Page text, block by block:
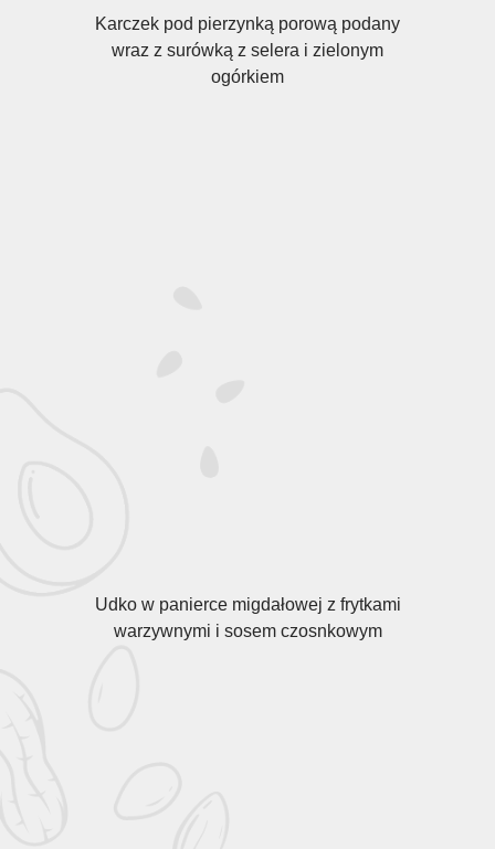
Karczek pod pierzynką porową podany
wraz z surówką z selera i zielonym
ogórkiem
Udko w panierce migdałowej z frytkami
warzywnymi i sosem czosnkowym